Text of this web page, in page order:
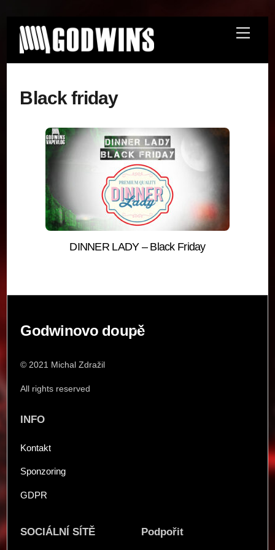
content
Menu
Black friday
DINNER LADY – Black Friday
Back
Godwinovo doupě
© 2021 Michal Zdražil
All rights reserved
INFO
Kontakt
Sponzoring
GDPR
SOCIÁLNÍ SÍTĚ Podpořit